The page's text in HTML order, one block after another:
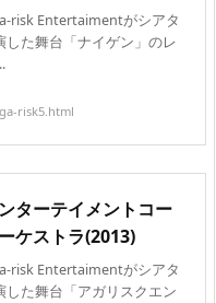
risk Entertaimentがシアタ
した舞台「ナイゲン」のレ
risk5.html
ターテイメントコー
ケストラ(2013)
risk Entertaimentがシアタ
した舞台「アガリスクエン